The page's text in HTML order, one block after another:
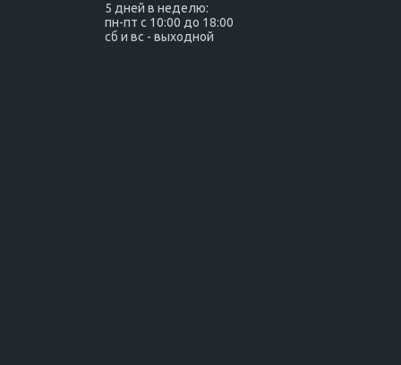
5 дней в неделю:
пн-пт с 10:00 до 18:00
сб и вс - выходной